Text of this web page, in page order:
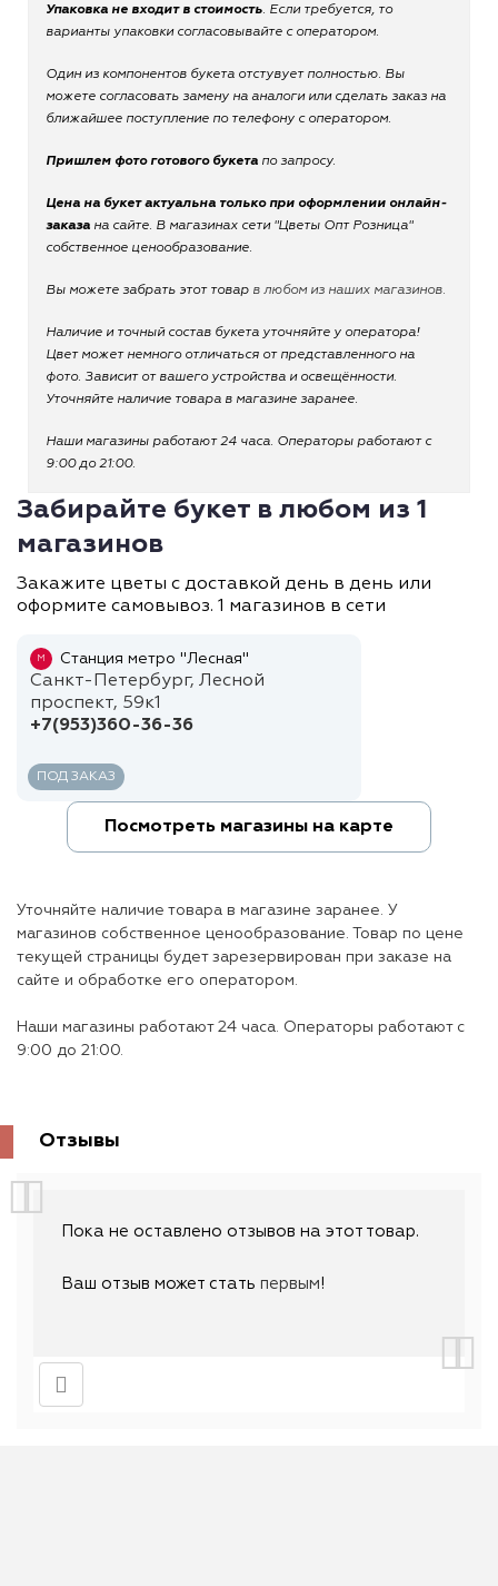
Упаковка не входит в стоимость. Если требуется, то
варианты упаковки согласовывайте с оператором.
Один из компонентов букета отстувует полностью. Вы
можете согласовать замену на аналоги или сделать заказ на
ближайшее поступление по телефону с оператором.
Пришлем фото готового букета по запросу.
Цена на букет актуальна только при оформлении онлайн-
заказа на сайте. В магазинах сети "Цветы Опт Розница"
собственное ценообразование.
Вы можете забрать этот товар в любом из наших магазинов.
Наличие и точный состав букета уточняйте у оператора!
Цвет может немного отличаться от представленного на
фото. Зависит от вашего устройства и освещённости.
Уточняйте наличие товара в магазине заранее.
Наши магазины работают 24 часа. Операторы работают с
9:00 до 21:00.
Забирайте букет в любом из 1
магазинов
Закажите цветы с доставкой день в день или
оформите самовывоз. 1 магазинов в сети
М Станция метро "Лесная"
Санкт-Петербург, Лесной
проспект, 59к1
+7(953)360-36-36
ПОД ЗАКАЗ
Посмотреть магазины на карте
Уточняйте наличие товара в магазине заранее. У
магазинов собственное ценообразование. Товар по цене
текущей страницы будет зарезервирован при заказе на
сайте и обработке его оператором.
Наши магазины работают 24 часа. Операторы работают с
9:00 до 21:00.
Отзывы
Пока не оставлено отзывов на этот товар.
Ваш отзыв может стать первым!